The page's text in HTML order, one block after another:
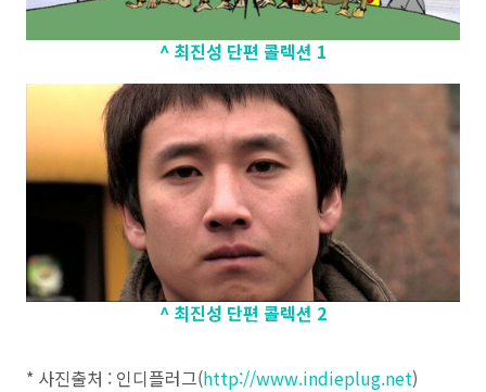
^ 최진성 단편 콜렉션 1
^ 최진성 단편 콜렉션 2
* 사진출처 : 인디플러그(http://www.indieplug.net)